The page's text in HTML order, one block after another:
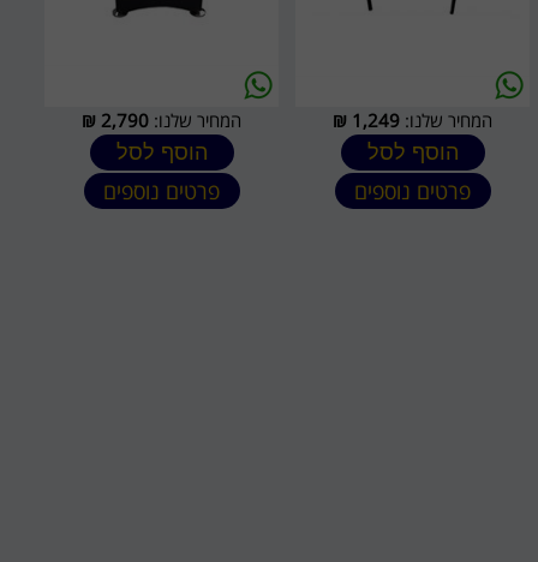
המחיר שלנו: 1,249
₪
הוסף לסל
פרטים נוספים
המחיר שלנו: 2,790
₪
הוסף לסל
פרטים נוספים